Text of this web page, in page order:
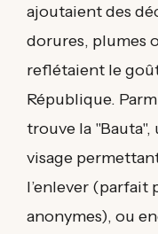
ajoutaient des
dorures, plumes
reflétaient le
République.
trouve la
visage
l’enlever (parfait
anonymes), ou